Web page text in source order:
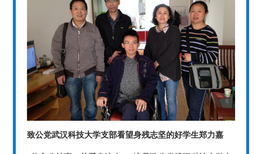
致公党武汉科技大学支部看望身残志坚的好学生郑力嘉